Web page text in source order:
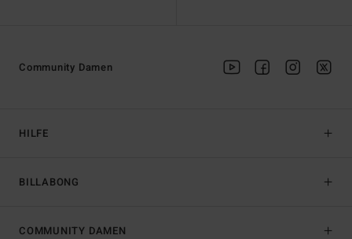
HILFE
BILLABONG
Community Damen
COMMUNITY DAMEN